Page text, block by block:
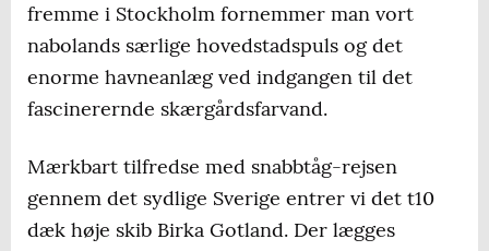
fremme i Stockholm fornemmer man vort
nabolands særlige hovedstadspuls og det
enorme havneanlæg ved indgangen til det
fascinerernde skærgårdsfarvand.
Mærkbart tilfredse med snabbtåg-rejsen
gennem det sydlige Sverige entrer vi det t10
dæk høje skib Birka Gotland. Der lægges